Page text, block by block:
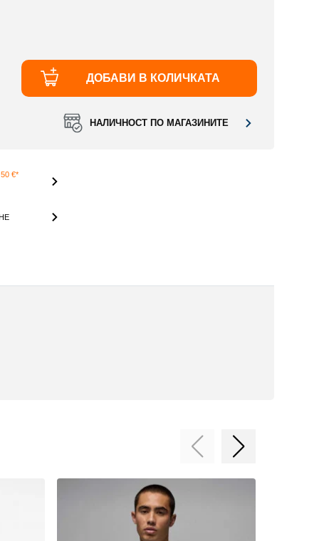
ДОБАВИ В КОЛИЧКАТА
НАЛИЧНОСТ ПО МАГАЗИНИТЕ
€*